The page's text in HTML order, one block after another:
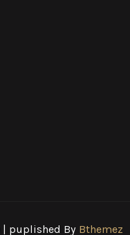
| puplished By Bthemez